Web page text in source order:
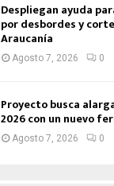
Despliegan ayuda
por desbordes y
Araucanía
Agosto 7, 2026 0
Proyecto busca
2026 con un nuevo
Agosto 7, 2026 0